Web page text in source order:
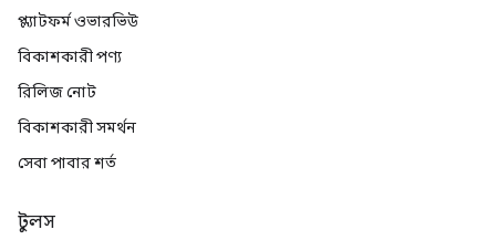
প্ল্যাটফর্ম ওভারভিউ
বিকাশকারী পণ্য
রিলিজ নোট
বিকাশকারী সমর্থন
সেবা পাবার শর্ত
টুলস